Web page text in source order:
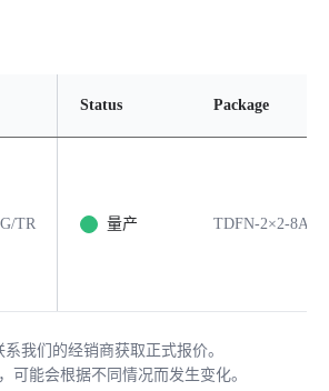
Status Package
TR 量产 TDFN-2×2-8AL
我们的经销商获取正式报价。
可能会根据不同情况而发生变化。